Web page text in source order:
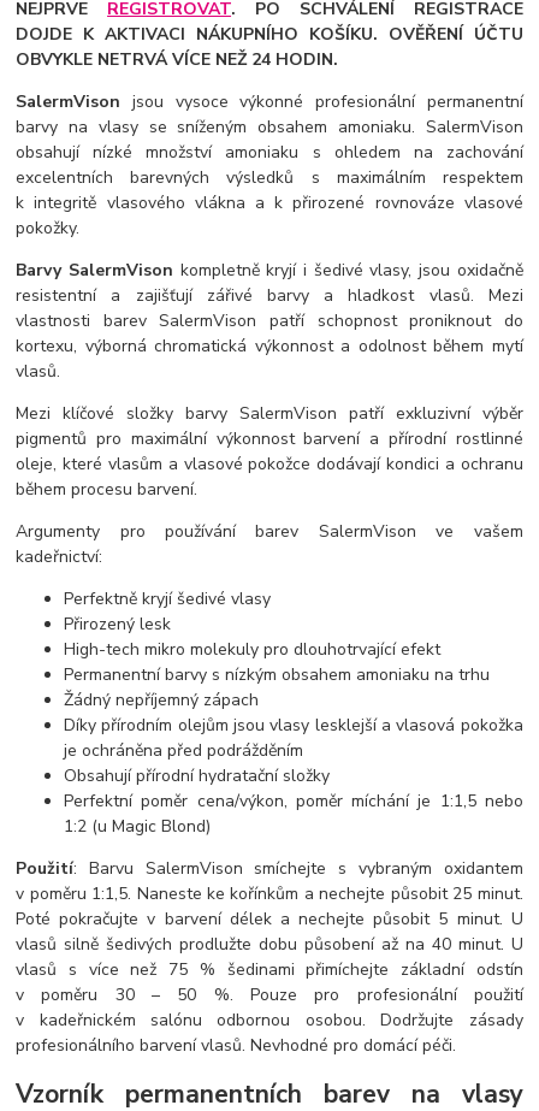
NEJPRVE REGISTROVAT. PO SCHVÁLENÍ REGISTRACE
DOJDE K AKTIVACI NÁKUPNÍHO KOŠÍKU. OVĚŘENÍ ÚČTU
OBVYKLE NETRVÁ VÍCE NEŽ 24 HODIN.
SalermVison jsou vysoce výkonné profesionální permanentní
barvy na vlasy se sníženým obsahem amoniaku. SalermVison
obsahují nízké množství amoniaku s ohledem na zachování
excelentních barevných výsledků s maximálním respektem
k integritě vlasového vlákna a k přirozené rovnováze vlasové
pokožky.
Barvy SalermVison kompletně kryjí i šedivé vlasy, jsou oxidačně
resistentní a zajišťují zářivé barvy a hladkost vlasů. Mezi
vlastnosti barev SalermVison patří schopnost proniknout do
kortexu, výborná chromatická výkonnost a odolnost během mytí
vlasů.
Mezi klíčové složky barvy SalermVison patří exkluzivní výběr
pigmentů pro maximální výkonnost barvení a přírodní rostlinné
oleje, které vlasům a vlasové pokožce dodávají kondici a ochranu
během procesu barvení.
Argumenty pro používání barev SalermVison ve vašem
kadeřnictví:
Perfektně kryjí šedivé vlasy
Přirozený lesk
High-tech mikro molekuly pro dlouhotrvající efekt
Permanentní barvy s nízkým obsahem amoniaku na trhu
Žádný nepříjemný zápach
Díky přírodním olejům jsou vlasy lesklejší a vlasová pokožka
je ochráněna před podrážděním
Obsahují přírodní hydratační složky
Perfektní poměr cena/výkon, poměr míchání je 1:1,5 nebo
1:2 (u Magic Blond)
Použití: Barvu SalermVison smíchejte s vybraným oxidantem
v poměru 1:1,5. Naneste ke kořínkům a nechejte působit 25 minut.
Poté pokračujte v barvení délek a nechejte působit 5 minut. U
vlasů silně šedivých prodlužte dobu působení až na 40 minut. U
vlasů s více než 75 % šedinami přimíchejte základní odstín
v poměru 30 – 50 %. Pouze pro profesionální použití
v kadeřnickém salónu odbornou osobou. Dodržujte zásady
profesionálního barvení vlasů. Nevhodné pro domácí péči.
Vzorník permanentních barev na vlasy